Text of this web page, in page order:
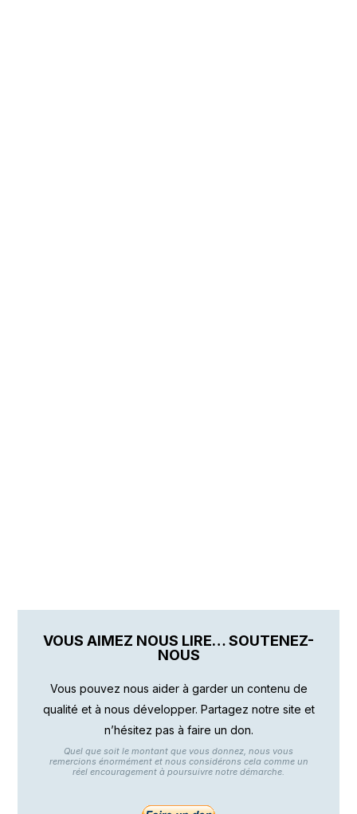
VOUS AIMEZ NOUS LIRE… SOUTENEZ-
NOUS
Vous pouvez nous aider à garder un contenu de
qualité et à nous développer. Partagez notre site et
n’hésitez pas à faire un don.
Quel que soit le montant que vous donnez, nous vous
remercions énormément et nous considérons cela comme un
réel encouragement à poursuivre notre démarche.